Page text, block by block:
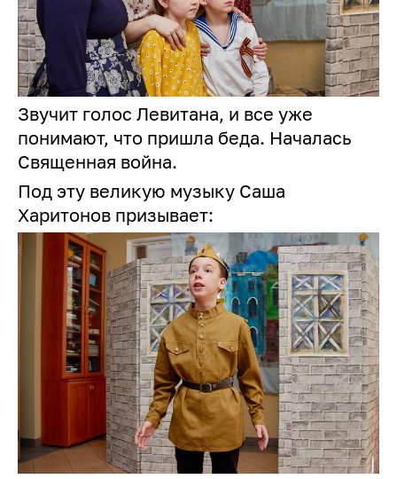
Звучит голос Левитана, и все уже
понимают, что пришла беда. Началась
Священная война.
Под эту великую музыку Саша
Харитонов призывает: